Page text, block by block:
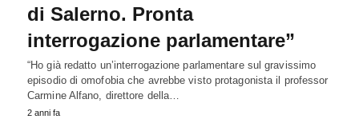
di Salerno. Pronta
interrogazione parlamentare”
“Ho già redatto un’interrogazione parlamentare sul gravissimo
episodio di omofobia che avrebbe visto protagonista il professor
Carmine Alfano, direttore della…
2 anni fa